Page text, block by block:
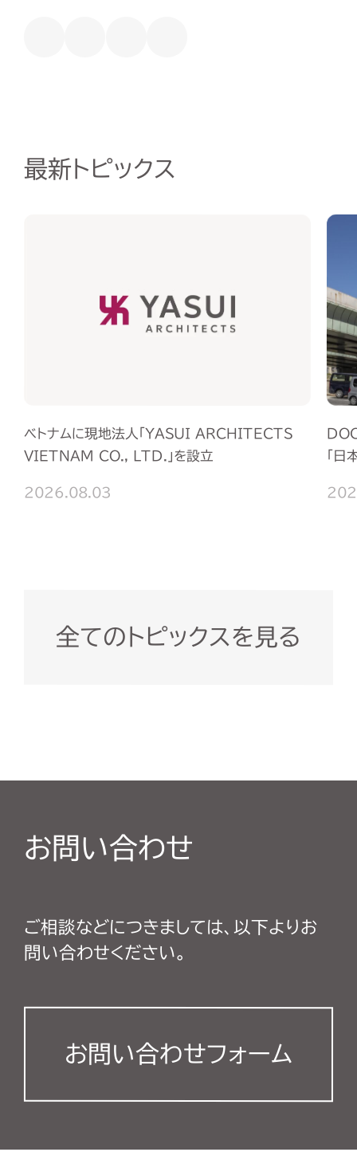
最新トピックス
ベトナムに現地法人「YASUI ARCHITECTS
VIETNAM CO., LTD.」を設立
2026.08.03
「
全てのトピックスを見る
お問い合わせ
ご相談などにつきましては、以下よりお
問い合わせください。
お問い合わせフォーム